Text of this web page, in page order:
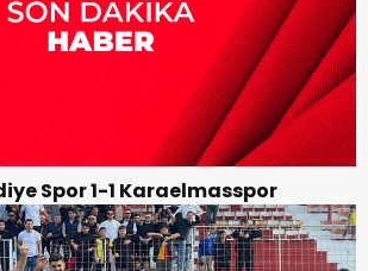
Spor 1-1 Karaelmasspor